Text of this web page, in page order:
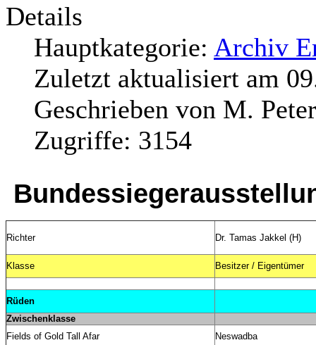
Details
Hauptkategorie: Archiv
Zuletzt aktualisiert am
Geschrieben von M.
Zugriffe: 3154
Richter Dr. Tamas Jakkel (H)
Klasse Besitzer / Eigentümer
Rüden
Zwischenklasse
Fields of Gold Tall Afar
Neswadba